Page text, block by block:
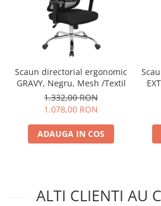
Scaun directorial ergonomic
GRAVY, Negru, Mesh /Textil
1.332,00 RON
1.078,00 RON
ADAUGA IN COS
ALTI CLIENTI AU